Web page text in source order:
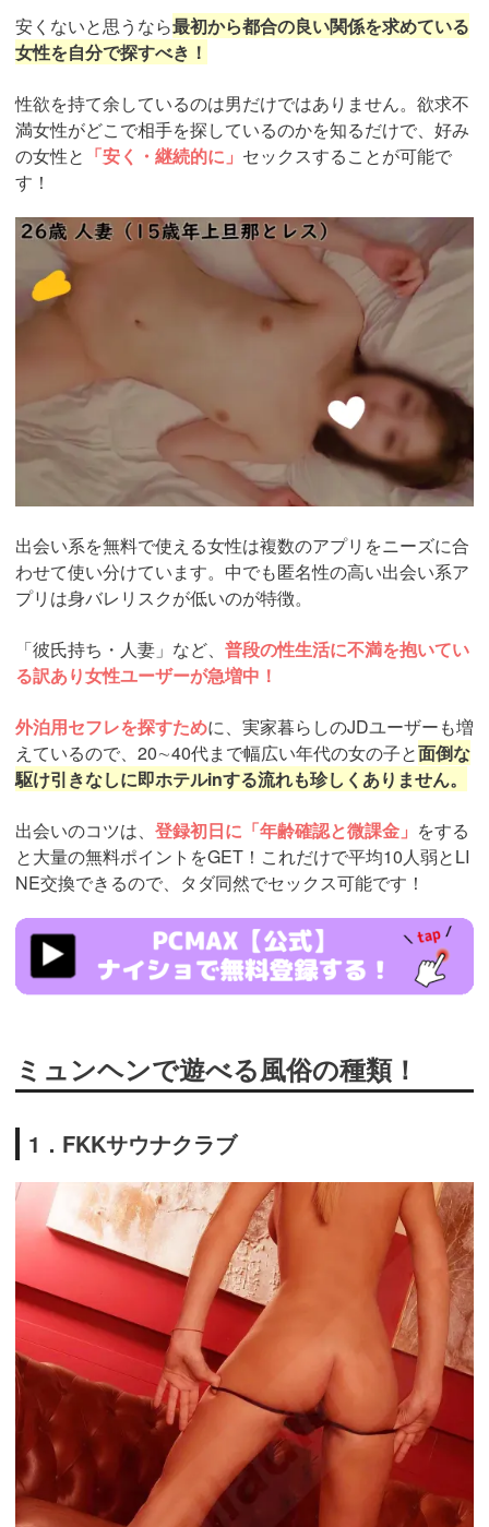
安くないと思うなら最初から都合の良い関係を求めている
女性を自分で探すべき！
性欲を持て余しているのは男だけではありません。欲求不
満女性がどこで相手を探しているのかを知るだけで、好み
の女性と 「安く・継続的に」 セックスすることが可能で
す！
https://pcmax.jp/lp/?
ad_id=rm307152
出会い系を無料で使える女性は複数のアプリをニーズに合
わせて使い分けています。中でも匿名性の高い出会い系ア
プリは身バレリスクが低いのが特徴。
「彼氏持ち・人妻」など、 普段の性生活に不満を抱いてい
る訳あり女性ユーザーが急増中！
外泊用セフレを探すために、実家暮らしのJDユーザーも増
えているので、20∼40代まで幅広い年代の女の子と面倒な
駆け引きなしに即ホテルinする流れも珍しくありません。
出会いのコツは、 登録初日に「年齢確認と微課金」 をする
と大量の無料ポイントをGET！これだけで平均10人弱とLI
NE交換できるので、タダ同然でセックス可能です！
https://pcmax.jp/lp/?
ad_id=rm307152
ミュンヘンで遊べる風俗の種類！
1．FKKサウナクラブ